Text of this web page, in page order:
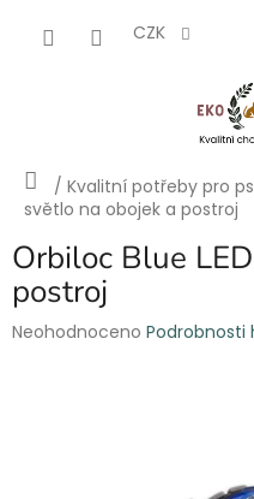
CZK
Domů
/ Kvalitní potřeby pro
světlo na obojek a postroj
Orbiloc Blue
postroj
Průměrné
Neohodnoceno Podrobnosti